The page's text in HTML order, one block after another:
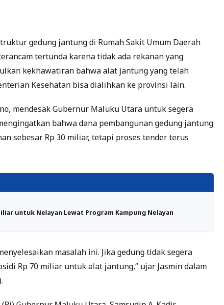
gedung jantung di Rumah Sakit Umum Daerah
tertunda karena tidak ada rekanan yang
kekhawatiran bahwa alat jantung yang telah
Kesehatan bisa dialihkan ke provinsi lain.
mendesak Gubernur Maluku Utara untuk segera
bahwa dana pembangunan gedung jantung
sebesar Rp 30 miliar, tetapi proses tender terus
untuk Nelayan Lewat Program Kampung Nelayan
masalah ini. Jika gedung tidak segera
Rp 70 miliar untuk alat jantung,” ujar Jasmin dalam